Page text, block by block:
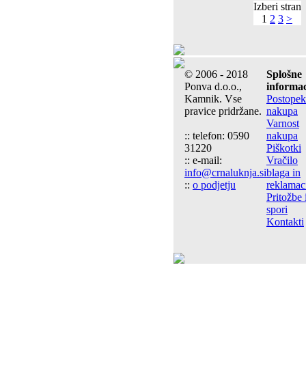
Izberi stran
1 2 3 >
© 2006 - 2018
Ponva d.o.o.,
Kamnik. Vse
pravice pridržane.
:: telefon: 0590
31220
:: e-mail:
info@crnaluknja.si
:: o podjetju
Splošne
Postopek
nakupa
Varnost
nakupa
Piškotki
Vračilo
blaga in
Pritožbe
spori
Kontakti